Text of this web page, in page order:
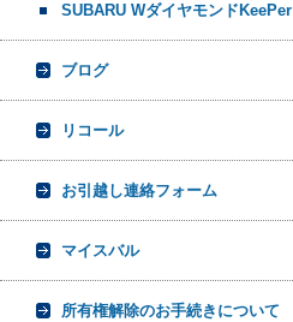
SUBARU WダイヤモンドKeePer
ブログ
リコール
お引越し連絡フォーム
マイスバル
所有権解除のお手続きについて